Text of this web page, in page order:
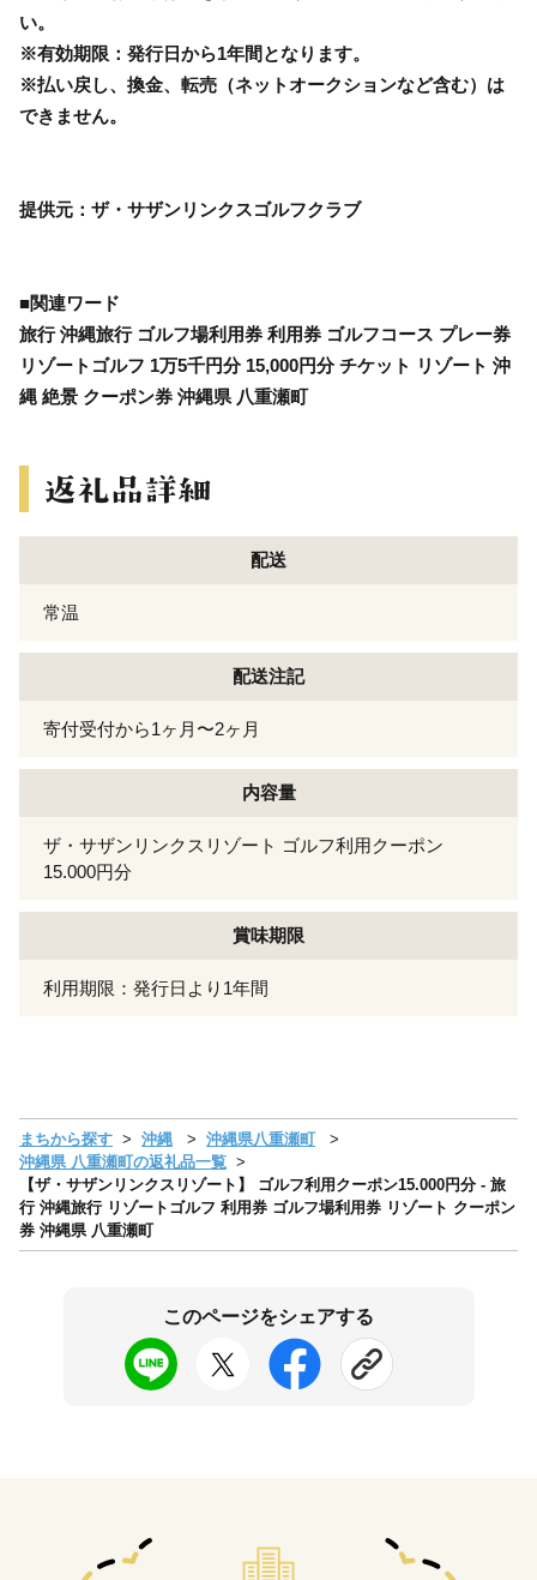
い。
※有効期限：発行日から1年間となります。
※払い戻し、換金、転売（ネットオークションなど含む）は
できません。
提供元：ザ・サザンリンクスゴルフクラブ
■関連ワード
旅行 沖縄旅行 ゴルフ場利用券 利用券 ゴルフコース プレー券
リゾートゴルフ 1万5千円分 15,000円分 チケット リゾート 沖
縄 絶景 クーポン券 沖縄県 八重瀬町
配送
常温
配送注記
寄付受付から1ヶ月〜2ヶ月
内容量
ザ・サザンリンクスリゾート ゴルフ利用クーポン
15.000円分
賞味期限
利用期限：発行日より1年間
まちから探す 沖縄
沖縄県八重瀬町
沖縄県 八重瀬町の返礼品一覧
【ザ・サザンリンクスリゾート】 ゴルフ利用クーポン15.000円分 - 旅
行 沖縄旅行 リゾートゴルフ 利用券 ゴルフ場利用券 リゾート クーポン
券 沖縄県 八重瀬町
このページをシェアする